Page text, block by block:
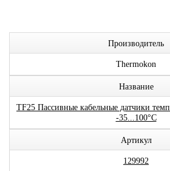
Производитель
Thermokon
Название
TF25 Пассивные кабельные датчики
-35...100°C
Артикул
129992